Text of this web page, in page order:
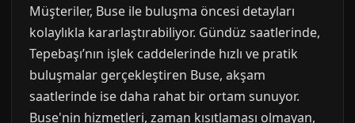
Müşteriler, Buse ile buluşma öncesi detayları
kolaylıkla kararlaştırabiliyor. Gündüz saatlerinde,
Tepebaşı’nın işlek caddelerinde hızlı ve pratik
buluşmalar gerçekleştiren Buse, akşam
saatlerinde ise daha rahat bir ortam sunuyor.
Buse'nin hizmetleri, zaman kısıtlaması olmayan,